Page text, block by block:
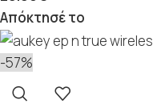
Απόκτησέ το
-57%